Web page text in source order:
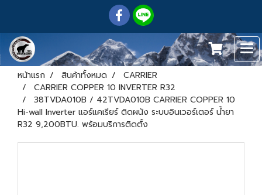
หน้าแรก สินค้าทั้งหมด
CARRIER
CARRIER COPPER 10 INVERTER R32
38TVDA010B / 42TVDA010B CARRIER COPPER 10
Hi-wall Inverter แอร์แคเรียร์ ติดผนัง ระบบอินเวอร์เตอร์ น้ำยา
R32 9,200BTU. พร้อมบริการติดตั้ง